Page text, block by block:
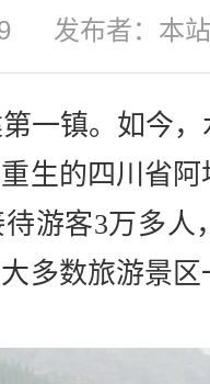
发布者：本站
一镇。如今，
生的四川省
游客3万多
多数旅游景